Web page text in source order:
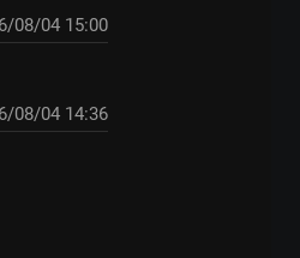
08/04 15:00
08/04 14:36